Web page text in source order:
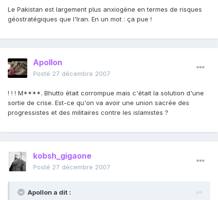
Le Pakistan est largement plus anxiogène en termes de risques
géostratégiques que l'Iran. En un mot : ça pue !
Apollon
Posté 27 décembre 2007
! ! ! M****. Bhutto était corrompue mais c'était la solution d'une
sortie de crise. Est-ce qu'on va avoir une union sacrée des
progressistes et des militaires contre les islamistes ?
kobsh_gigaone
Posté 27 décembre 2007
Apollon a dit :